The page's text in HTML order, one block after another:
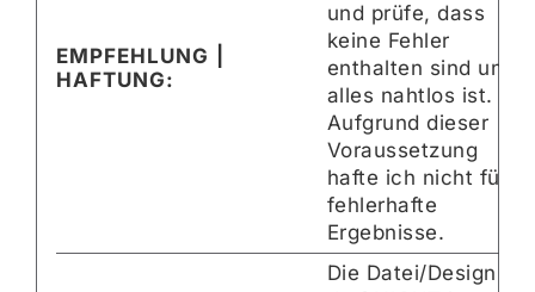
EMPFEHLUNG |
HAFTUNG:
und prüfe, dass
keine Fehler
enthalten sind und
alles nahtlos ist.
Aufgrund dieser
Voraussetzung
hafte ich nicht für
fehlerhafte
Ergebnisse.
Die Datei/Design